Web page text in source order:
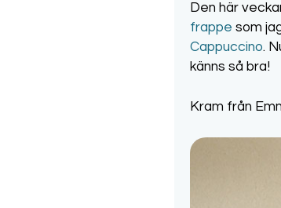
Den här
frappe som
Cappuccino.
känns så bra!
Kram från